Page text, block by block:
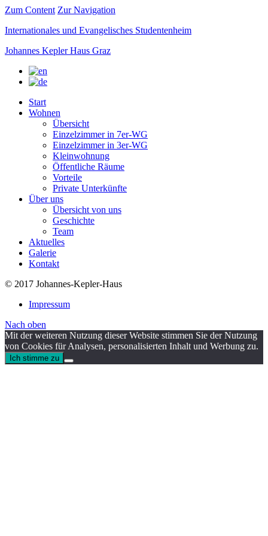
Zum Content Zur Navigation
Internationales und Evangelisches Studentenheim
Johannes Kepler Haus Graz
Start
Wohnen
Übersicht
Einzelzimmer in 7er-WG
Einzelzimmer in 3er-WG
Kleinwohnung
Öffentliche Räume
Vorteile
Private Unterkünfte
Über uns
Übersicht von uns
Geschichte
Team
Aktuelles
Galerie
Kontakt
© 2017 Johannes-Kepler-Haus
Impressum
Nach oben
Mit der weiteren Nutzung dieser Website stimmen Sie der Nutzung
von Cookies für Analysen, personalisierten Inhalt und Werbung zu.
Ich stimme zu